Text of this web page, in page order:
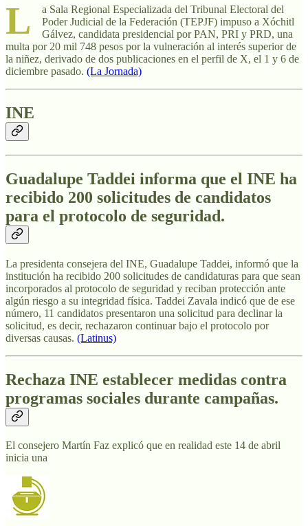
L
a Sala Regional Especializada del Tribunal Electoral del
Poder Judicial de la Federación (TEPJF) impuso a Xóchitl
Gálvez, candidata presidencial por PAN, PRI y PRD, una
multa por 20 mil 748 pesos por la vulneración al interés superior de
la niñez, derivado de dos publicaciones en el perfil de X, el 1 y 6 de
diciembre pasado. (La Jornada)
INE
Guadalupe Taddei informa que el INE ha
recibido 200 solicitudes de candidatos
para el protocolo de seguridad.
La presidenta consejera del INE, Guadalupe Taddei, informó que la
institución ha recibido 200 solicitudes de candidaturas para que sean
incorporados al protocolo de seguridad y reciban protección ante
algún riesgo a su integridad física. Taddei Zavala indicó que de ese
número, 11 candidatos presentaron una solicitud para declinar la
solicitud, es decir, rechazaron continuar bajo el protocolo por
diversas causas. (Latinus)
Rechaza INE establecer medidas contra
programas sociales durante campañas.
El consejero Martín Faz explicó que en realidad este 14 de abril
inicia una